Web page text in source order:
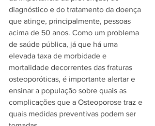
diagnóstico e do tratamento da doença
que atinge, principalmente, pessoas
acima de 50 anos. Como um problema
de saúde pública, já que há uma
elevada taxa de morbidade e
mortalidade decorrentes das fraturas
osteoporóticas, é importante alertar e
ensinar a população sobre quais as
complicações que a Osteoporose traz e
quais medidas preventivas podem ser